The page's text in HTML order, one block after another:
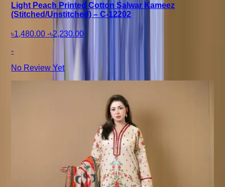
Light Peach Printed Cotton Salwar Kameez
(Stitched/Unstitched) – C-12202
৳1,480.00 -৳2,230.00
-
No Review Yet